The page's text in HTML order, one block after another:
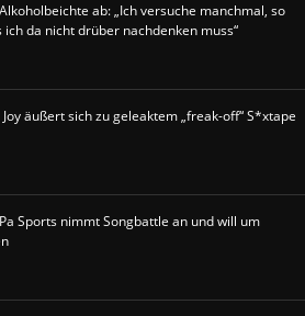
ab: „Ich versuche manchmal, so
da nicht drüber nachdenken muss“
äußert sich zu geleaktem „freak-off“ S*xtape
Sports nimmt Songbattle an und will um